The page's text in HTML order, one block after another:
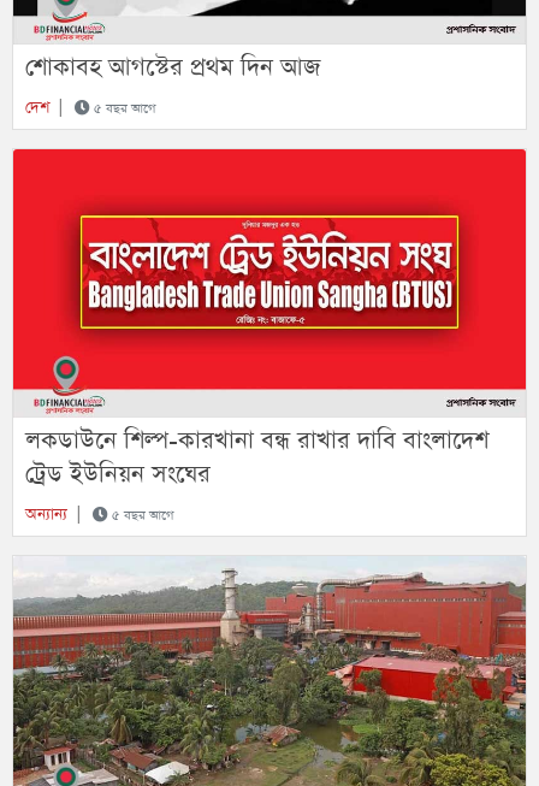
শোকাবহ আগস্টের প্রথম দিন আজ
দেশ| ৫ বছর আগে
লকডাউনে শিল্প-কারখানা বন্ধ রাখার দাবি বাংলাদেশ
ট্রেড ইউনিয়ন সংঘের
অন্যান্য ৫ বছর আগে